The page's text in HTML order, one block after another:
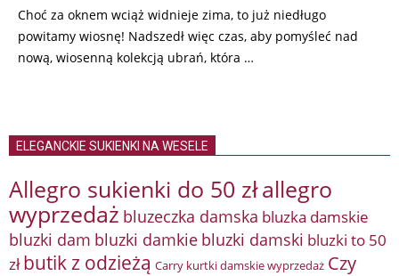
Choć za oknem wciąż widnieje zima, to już niedługo
powitamy wiosnę! Nadszedł więc czas, aby pomyśleć nad
nową, wiosenną kolekcją ubrań, która …
ELEGANCKIE SUKIENKI NA WESELE
Allegro sukienki do 50 złallegro
wyprzedaż bluzeczka damska bluzka damskie
bluzki dam bluzki damkie bluzki damski bluzki to 50
zł butik z odzieżą Carry kurtki damskie wyprzedaż Czy